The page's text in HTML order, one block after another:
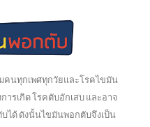
คนทุกเพศทุกวัยและโรคไขมัน
รเกิด โรคตับอักเสบ และอาจ
ได้ ดังนั้นไขมันพอกตับจึงเป็น